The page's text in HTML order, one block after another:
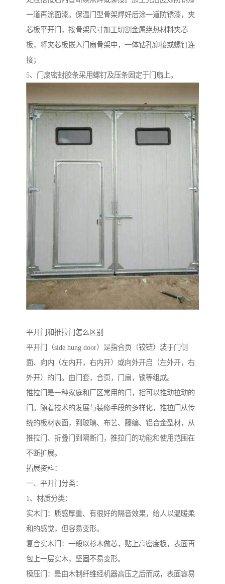
一道再涂面漆。保温门型骨架焊好后涂一道防锈漆，夹
芯板平开门，按骨架尺寸加工切割金属绝热材料夹芯
板，将夹芯板嵌入门扇骨架中，一体钻孔铆接或螺钉连
接；
5、门扇密封胶条采用螺钉及压条固定于门扇上。
平开门和推拉门怎么区别
平开门（side hung door）是指合页（铰链）装于门侧
面、向内（左内开，右内开）或向外开启（左外开，右
外开）的门。由门套，合页，门扇，锁等组成。
推拉门是一种家庭和厂区常用的门，指可以推动拉动的
门。随着技术的发展与装修手段的多样化，推拉门从传
统的板材表面，到玻璃、布艺、藤编、铝合金型材，从
推拉门、折叠门到隔断门，推拉门的功能和使用范围在
不断扩展。
拓展资料：
一、平开门分类：
1、材质分类：
实木门：质感厚重、有很好的隔音效果，给人以温暖柔
和的感觉，但容易变形。
复合实木门：一般以杉木做芯，贴上高密度板，表面再
包上一层实木，坚固不易变形。
模压门：是由木制纤维经机器高压之后而成，表面容易